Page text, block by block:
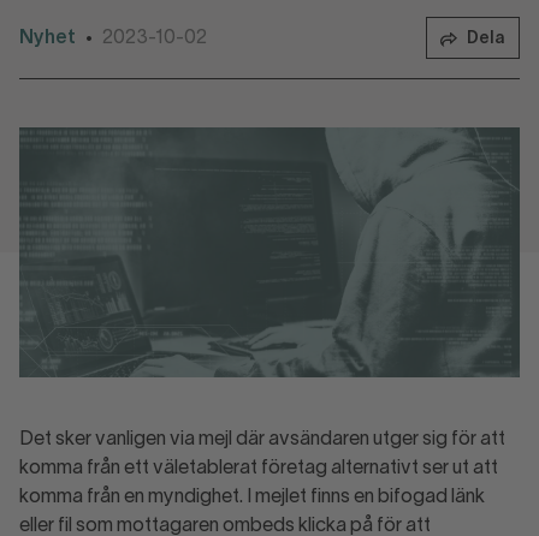
Nyhet • 2023-10-02 Dela
Det sker vanligen via mejl där avsändaren utger sig för att
komma från ett väletablerat företag alternativt ser ut att
komma från en myndighet. I mejlet finns en bifogad länk
eller fil som mottagaren ombeds klicka på för att